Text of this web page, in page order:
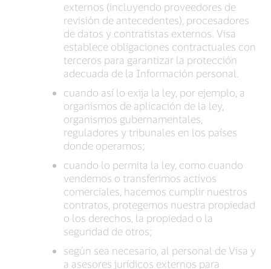
externos (incluyendo proveedores de
revisión de antecedentes), procesadores
de datos y contratistas externos. Visa
establece obligaciones contractuales con
terceros para garantizar la protección
adecuada de la Información personal.
cuando así lo exija la ley, por ejemplo, a
organismos de aplicación de la ley,
organismos gubernamentales,
reguladores y tribunales en los países
donde operamos;
cuando lo permita la ley, como cuando
vendemos o transferimos activos
comerciales, hacemos cumplir nuestros
contratos, protegemos nuestra propiedad
o los derechos, la propiedad o la
seguridad de otros;
según sea necesario, al personal de Visa y
a asesores jurídicos externos para